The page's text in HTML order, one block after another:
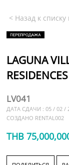
< Назад к
LAGUNA
RESIDENCES
LV041
ДАТА СДАЧИ : 05 / 02 /
СОЗДАНО RENTAL002
THB